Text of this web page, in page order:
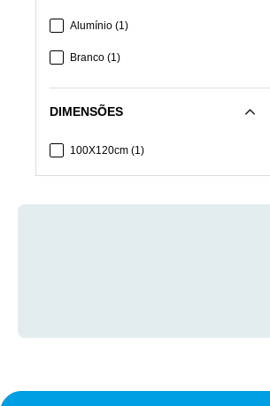
Alumínio (1)
Branco (1)
DIMENSÕES
100X120cm (1)
EMBALAGEM